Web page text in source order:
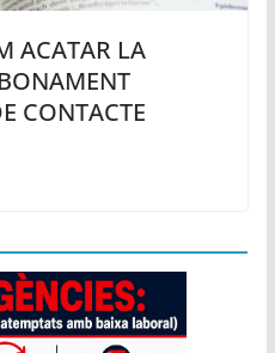
ACATAR LA
CONTACTE